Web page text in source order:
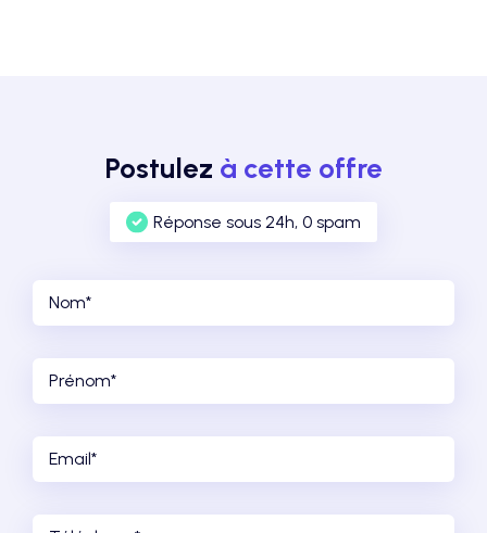
Postulez à cette offre
Réponse sous 24h, 0 spam